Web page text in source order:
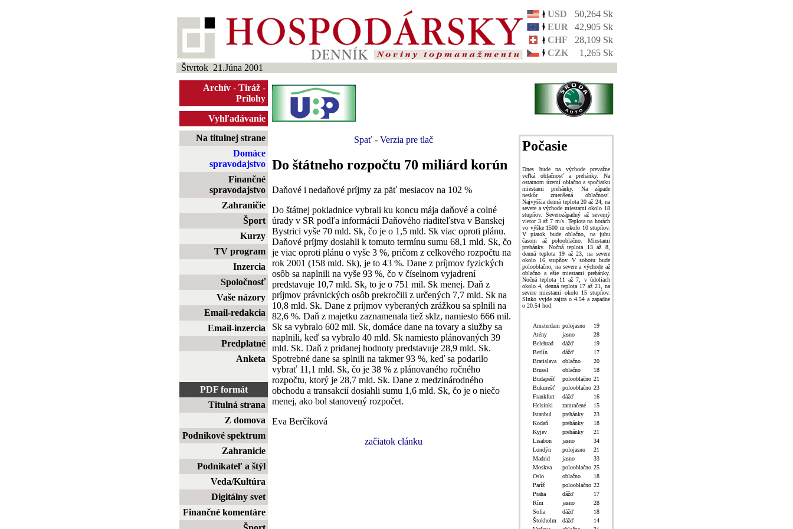
USD
50,264 Sk
EUR
42,905 Sk
CHF
28,109 Sk
CZK
1,265 Sk
Štvrtok 21.Júna 2001
Archív - Tiráž -
Prílohy
Vyhľadávanie
Na titulnej strane
Domáce
spravodajstvo
Finančné
spravodajstvo
Zahraničie
Šport
Kurzy
TV program
Inzercia
Spoločnosť
Vaše názory
Email-redakcia
Email-inzercia
Predplatné
Anketa
PDF formát
Titulná strana
Z domova
Podnikové spektrum
Zahranicie
Podnikateľ a štýl
Veda/Kultúra
Digitálny svet
Finančné komentáre
Spať- Verzia pre tlač
Do štátneho rozpočtu 70 miliárd korún
Daňové i nedaňové príjmy za päť mesiacov na 102 %
Do štátnej pokladnice vybrali ku koncu mája daňové a colné
úrady v SR podľa informácií Daňového riaditeľstva v Banskej
Bystrici vyše 70 mld. Sk, čo je o 1,5 mld. Sk viac oproti plánu.
Daňové príjmy dosiahli k tomuto termínu sumu 68,1 mld. Sk, čo
je viac oproti plánu o vyše 3 %, pričom z celkového rozpočtu na
rok 2001 (158 mld. Sk), je to 43 %. Dane z príjmov fyzických
osôb sa naplnili na vyše 93 %, čo v číselnom vyjadrení
predstavuje 10,7 mld. Sk, to je o 751 mil. Sk menej. Daň z
príjmov právnických osôb prekročili z určených 7,7 mld. Sk na
10,8 mld. Sk. Dane z príjmov vyberaných zrážkou sa splnili na
82,6 %. Daň z majetku zaznamenala tiež sklz, namiesto 666 mil.
Sk sa vybralo 602 mil. Sk, domáce dane na tovary a služby sa
naplnili, keď sa vybralo 40 mld. Sk namiesto plánovaných 39
mld. Sk. Daň z pridanej hodnoty predstavuje 28,9 mld. Sk.
Spotrebné dane sa splnili na takmer 93 %, keď sa podarilo
vybrať 11,1 mld. Sk, čo je 38 % z plánovaného ročného
rozpočtu, ktorý je 28,7 mld. Sk. Dane z medzinárodného
obchodu a transakcií dosiahli sumu 1,6 mld. Sk, čo je o niečo
menej, ako bol stanovený rozpočet.
Eva Berčíková
začiatok clánku
Počasie
Dnes bude na východe prevažne
veľká oblačnosť a prehánky. Na
ostatnom území oblačno a spočiatku
miestami prehánky. Na západe
neskôr zmenšená oblačnosť.
Najvyššia denná teplota 20 až 24, na
severe a východe miestami okolo 18
stupňov. Severozápadný až severný
vietor 3 až 7 m/s. Teplota na horách
vo výške 1500 m okolo 10 stupňov.
V piatok bude oblačno, na juhu
časom až polooblačno. Miestami
prehánky. Nočná teplota 13 až 8,
denná teplota 19 až 23, na severe
okolo 16 stupňov. V sobotu bude
polooblačno, na severe a východe až
oblačno a ešte miestami prehánky.
Nočná teplota 11 až 7, v údoliach
okolo 4, denná teplota 17 až 21, na
severe miestami okolo 15 stupňov.
Slnko vyjde zajtra o 4.54 a zapadne
o 20.54 hod.
Amsterdam polojasno
19
Atény
jasno
28
Belehrad
dážď
19
Berlín
dážď
17
Bratislava
oblačno
20
Brusel
oblačno
18
Budapešť
polooblačno 21
Bukurešť
polooblačno 23
Frankfurt
dážď
16
Helsinki
zamračené
15
Istanbul
prehánky
23
Kodaň
prehánky
18
Kyjev
prehánky
21
Lisabon
jasno
34
Londýn
polojasno
21
Madrid
jasno
33
Moskva
polooblačno 25
Oslo
oblačno
18
Paríž
polooblačno 22
Praha
dážď
17
Rím
jasno
28
Sofia
dážď
18
Štokholm
dážď
14